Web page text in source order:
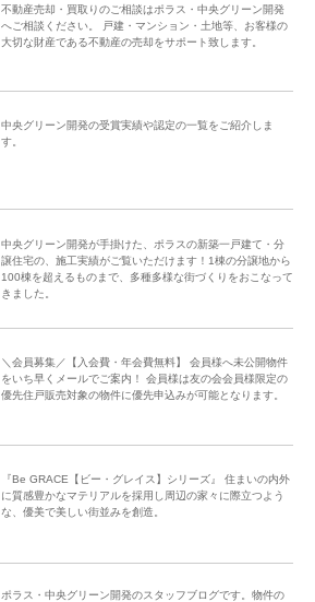
不動産売却・買取りのご相談はポラス・中央グリーン開発
へご相談ください。 戸建・マンション・土地等、お客様の
大切な財産である不動産の売却をサポート致します。
中央グリーン開発の受賞実績や認定の一覧をご紹介しま
す。
中央グリーン開発が手掛けた、ポラスの新築一戸建て・分
譲住宅の、施工実績がご覧いただけます！1棟の分譲地から
100棟を超えるものまで、多種多様な街づくりをおこなって
きました。
＼会員募集／【入会費・年会費無料】 会員様へ未公開物件
をいち早くメールでご案内！ 会員様は友の会会員様限定の
優先住戸販売対象の物件に優先申込みが可能となります。
『Be GRACE【ビー・グレイス】シリーズ』 住まいの内外
に質感豊かなマテリアルを採用し周辺の家々に際立つよう
な、優美で美しい街並みを創造。
ポラス・中央グリーン開発のスタッフブログです。物件の